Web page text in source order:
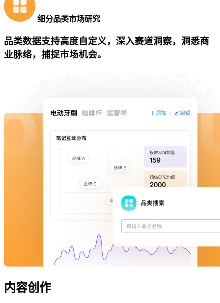
细分品类市场研究
品类数据支持高度自定义，深入赛道洞察，洞悉商
业脉络，捕捉市场机会。
内容创作